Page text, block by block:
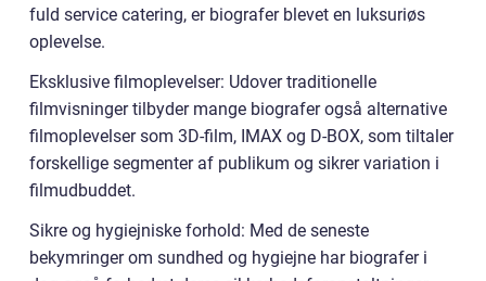
fuld service catering, er biografer blevet en luksuriøs
oplevelse.
Eksklusive filmoplevelser: Udover traditionelle
filmvisninger tilbyder mange biografer også alternative
filmoplevelser som 3D-film, IMAX og D-BOX, som tiltaler
forskellige segmenter af publikum og sikrer variation i
filmudbuddet.
Sikre og hygiejniske forhold: Med de seneste
bekymringer om sundhed og hygiejne har biografer i